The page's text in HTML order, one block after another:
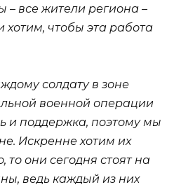
– все жители региона –
чтобы эта работа
солдату в зоне
военной операции
поддержка, поэтому мы
Искренне хотим их
то они сегодня стоят на
ведь каждый из них